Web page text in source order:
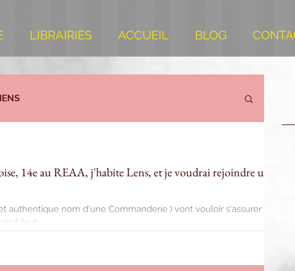
LIBRAIRIES ACCUEIL BLOG
14e au REAA, j'habite Lens, et je voudrai rejoindre un
authentique nom d'une Commanderie ) vont vouloir s'assurer du
il faut...